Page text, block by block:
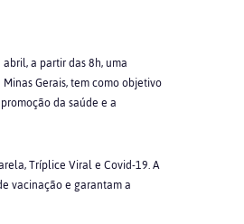
a partir das 8h, uma
Gerais, tem como objetivo
da saúde e a
Tríplice Viral e Covid-19. A
vacinação e garantam a